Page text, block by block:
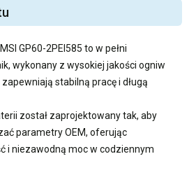
GP60-2PEI585 to w pełni
wykonany z wysokiej jakości ogniw
stabilną pracę i długą
został zaprojektowany tak, aby
parametry OEM, oferując
i niezawodną moc w codziennym